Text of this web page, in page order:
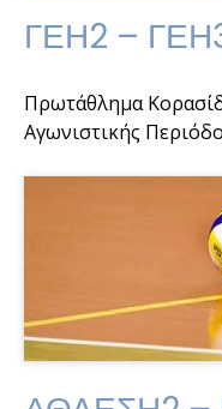
ΓΕΗ2 –
Πρωτάθλημα
Αγωνιστικής